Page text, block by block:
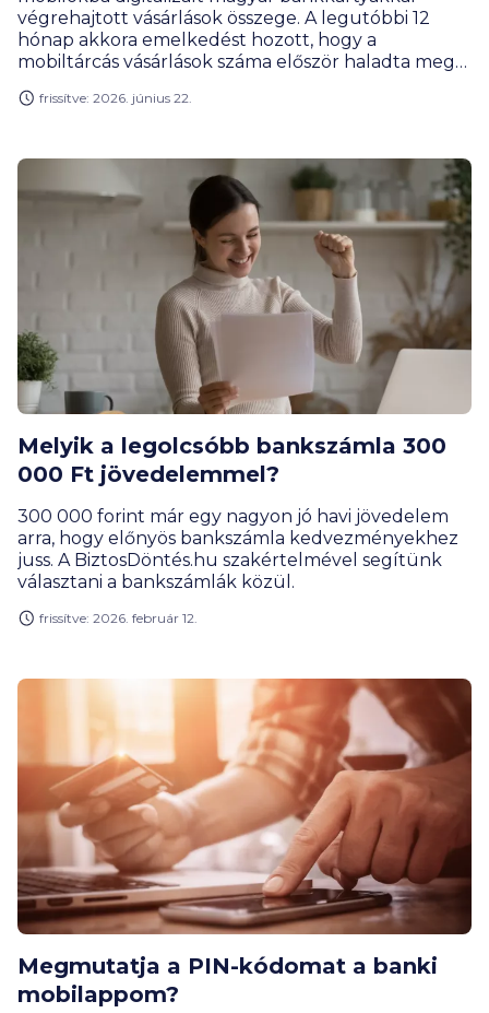
végrehajtott vásárlások összege. A legutóbbi 12
hónap akkora emelkedést hozott, hogy a
mobiltárcás vásárlások száma először haladta meg
BiztosDöntés.hu elemzéséből. A lendület
frissítve: 2026. június 22.
Melyik a legolcsóbb bankszámla 300
000 Ft jövedelemmel?
300 000 forint már egy nagyon jó havi jövedelem
arra, hogy előnyös bankszámla kedvezményekhez
juss. A BiztosDöntés.hu szakértelmével segítünk
választani a bankszámlák közül.
frissítve: 2026. február 12.
Megmutatja a PIN-kódomat a banki
mobilappom?